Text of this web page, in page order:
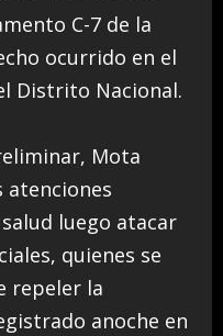
C-7 de la
ocurrido en el
Distrito Nacional.
Mota
luego atacar
quienes se
repeler la
anoche en